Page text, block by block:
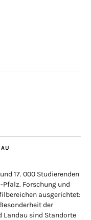
17. 000 Studierenden
Forschung und
ausgerichtet:
der
Landau sind Standorte